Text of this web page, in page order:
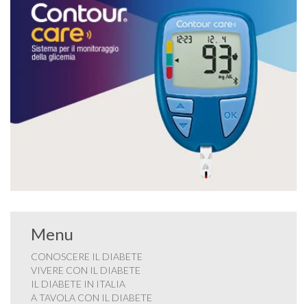
Menu
CONOSCERE IL DIABETE
VIVERE CON IL DIABETE
IL DIABETE IN ITALIA
A TAVOLA CON IL DIABETE